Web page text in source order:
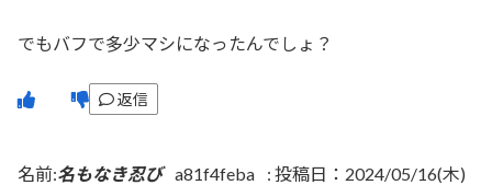
でもバフで多少マシになったんでしょ？
返信
名前:名もなき忍び a81f4feba : 投稿日：2024/05/16(木)